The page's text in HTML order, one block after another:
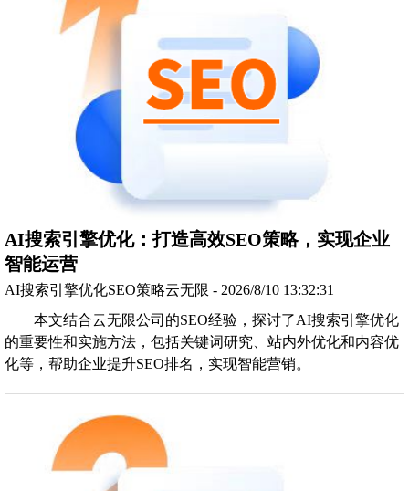
AI搜索引擎优化：打造高效SEO策略，实现企业
智能运营
AI搜索引擎优化SEO策略云无限 - 2026/8/10 13:32:31
本文结合云无限公司的SEO经验，探讨了AI搜索引擎优化
的重要性和实施方法，包括关键词研究、站内外优化和内容优
化等，帮助企业提升SEO排名，实现智能营销。